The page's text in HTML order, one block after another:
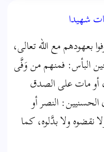
شهيدا
بعهودهم مع الله تعالى،
البأس: فمنهم من وَفَّى
أو مات على الصدق
النصر أو
نقضوه ولا بدَّلوه، كما